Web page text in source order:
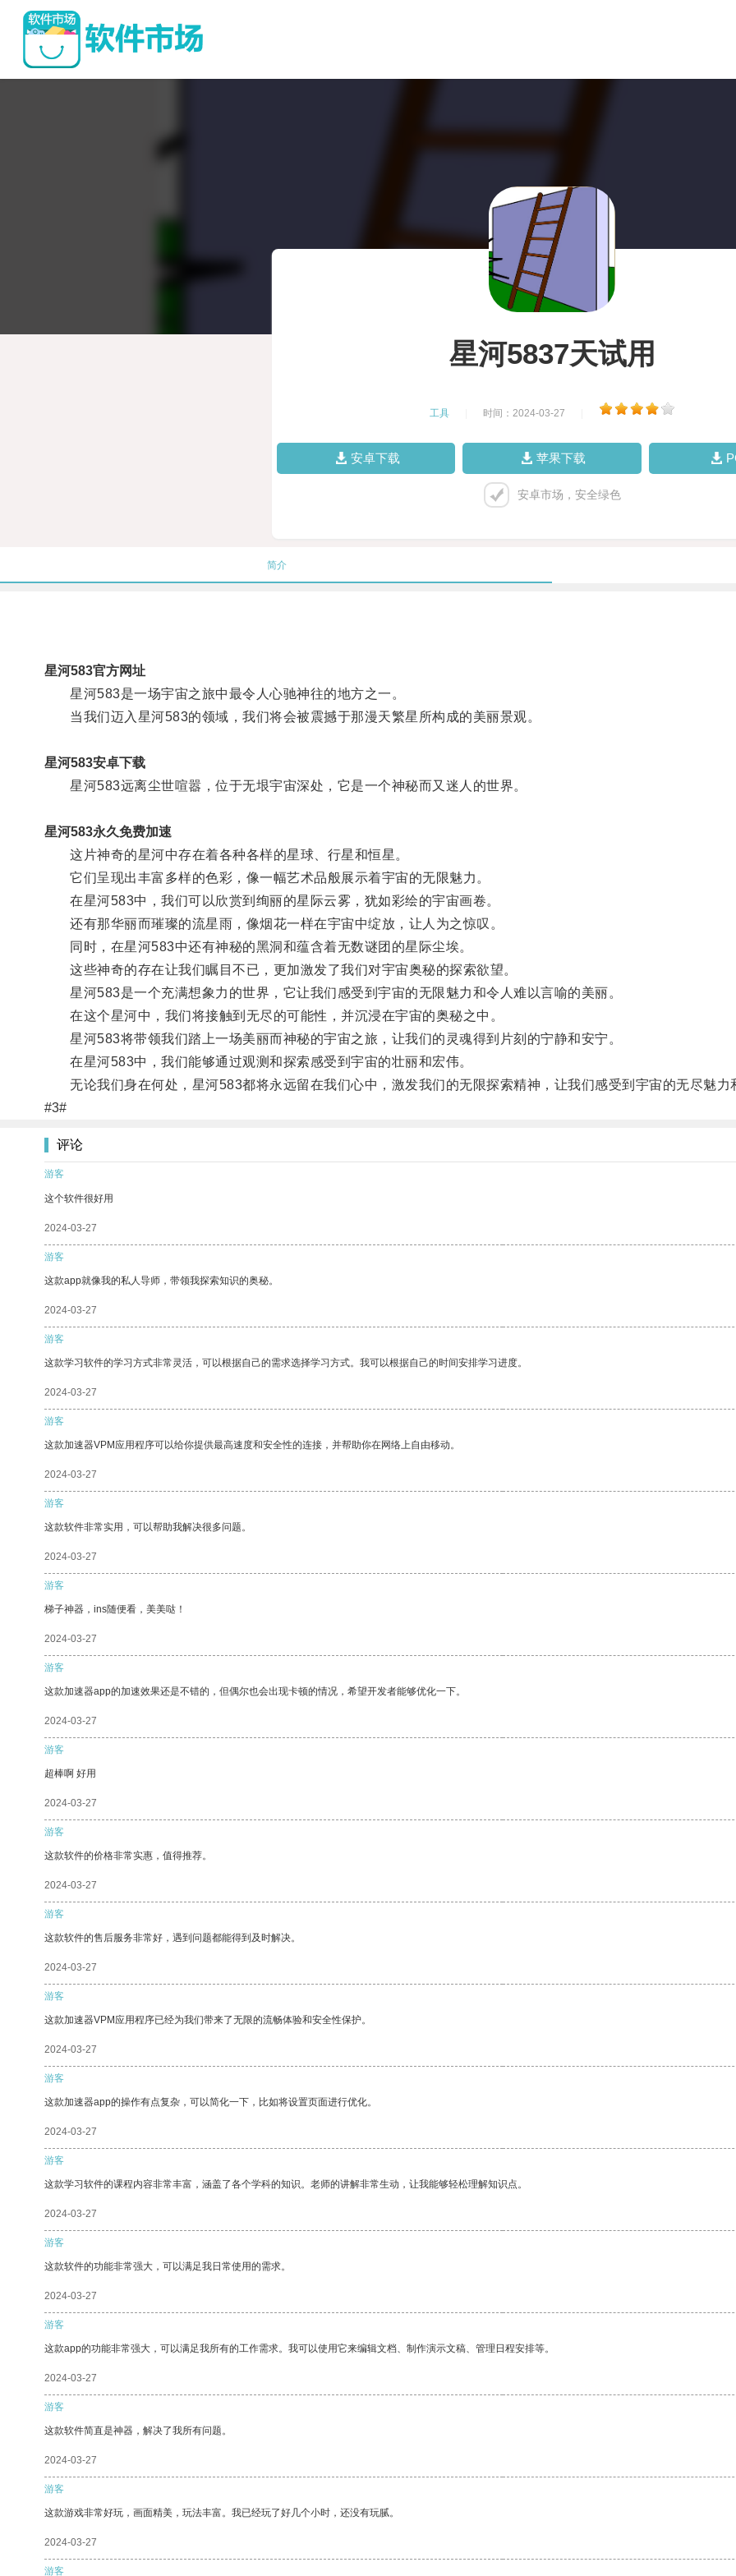
星河5837天试用
工具 时间：2024-03-27
安卓下载 苹果下载
安卓市场，安全绿色
简介
星河583官方网址
星河583是一场宇宙之旅中最令人心驰神往的地方之一。
当我们迈入星河583的领域，我们将会被震撼于那漫天繁星所构成的美丽景观。
星河583安卓下载
星河583远离尘世喧嚣，位于无垠宇宙深处，它是一个神秘而又迷人的世界。
星河583永久免费加速
这片神奇的星河中存在着各种各样的星球、行星和恒星。
它们呈现出丰富多样的色彩，像一幅艺术品般展示着宇宙的无限魅力。
在星河583中，我们可以欣赏到绚丽的星际云雾，犹如彩绘的宇宙画卷。
还有那华丽而璀璨的流星雨，像烟花一样在宇宙中绽放，让人为之惊叹。
同时，在星河583中还有神秘的黑洞和蕴含着无数谜团的星际尘埃。
这些神奇的存在让我们瞩目不已，更加激发了我们对宇宙奥秘的探索欲望。
星河583是一个充满想象力的世界，它让我们感受到宇宙的无限魅力和令人难以言喻的美丽。
在这个星河中，我们将接触到无尽的可能性，并沉浸在宇宙的奥秘之中。
星河583将带领我们踏上一场美丽而神秘的宇宙之旅，让我们的灵魂得到片刻的宁静和安宁。
在星河583中，我们能够通过观测和探索感受到宇宙的壮丽和宏伟。
无论我们身在何处，星河583都将永远留在我们心中，激发我们的无限探索精神，让我们感受到宇宙的无尽魅力
#3#
评论
游客
这个软件很好用
2024-03-27
游客
这款app就像我的私人导师，带领我探索知识的奥秘。
2024-03-27
游客
这款学习软件的学习方式非常灵活，可以根据自己的需求选择学习方式。我可以根据自己的时间安排学习进度。
2024-03-27
游客
这款加速器VPM应用程序可以给你提供最高速度和安全性的连接，并帮助你在网络上自由移动。
2024-03-27
游客
这款软件非常实用，可以帮助我解决很多问题。
2024-03-27
游客
梯子神器，ins随便看，美美哒！
2024-03-27
游客
这款加速器app的加速效果还是不错的，但偶尔也会出现卡顿的情况，希望开发者能够优化一下。
2024-03-27
游客
超棒啊 好用
2024-03-27
游客
这款软件的价格非常实惠，值得推荐。
2024-03-27
游客
这款软件的售后服务非常好，遇到问题都能得到及时解决。
2024-03-27
游客
这款加速器VPM应用程序已经为我们带来了无限的流畅体验和安全性保护。
2024-03-27
游客
这款加速器app的操作有点复杂，可以简化一下，比如将设置页面进行优化。
2024-03-27
游客
这款学习软件的课程内容非常丰富，涵盖了各个学科的知识。老师的讲解非常生动，让我能够轻松理解知识点。
2024-03-27
游客
这款软件的功能非常强大，可以满足我日常使用的需求。
2024-03-27
游客
这款app的功能非常强大，可以满足我所有的工作需求。我可以使用它来编辑文档、制作演示文稿、管理日程安排等。
2024-03-27
游客
这款软件简直是神器，解决了我所有问题。
2024-03-27
游客
这款游戏非常好玩，画面精美，玩法丰富。我已经玩了好几个小时，还没有玩腻。
2024-03-27
游客